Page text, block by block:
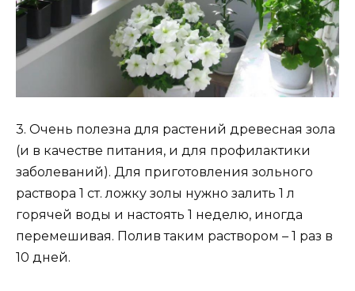
3. Очень полезна для растений древесная зола
(и в качестве питания, и для профилактики
заболеваний). Для приготовления зольного
раствора 1 ст. ложку золы нужно залить 1 л
горячей воды и настоять 1 неделю, иногда
перемешивая. Полив таким раствором – 1 раз в
10 дней.